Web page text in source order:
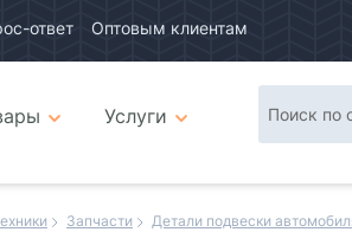
ответ Оптовым клиентам
Услуги
Запчасти Детали подвески